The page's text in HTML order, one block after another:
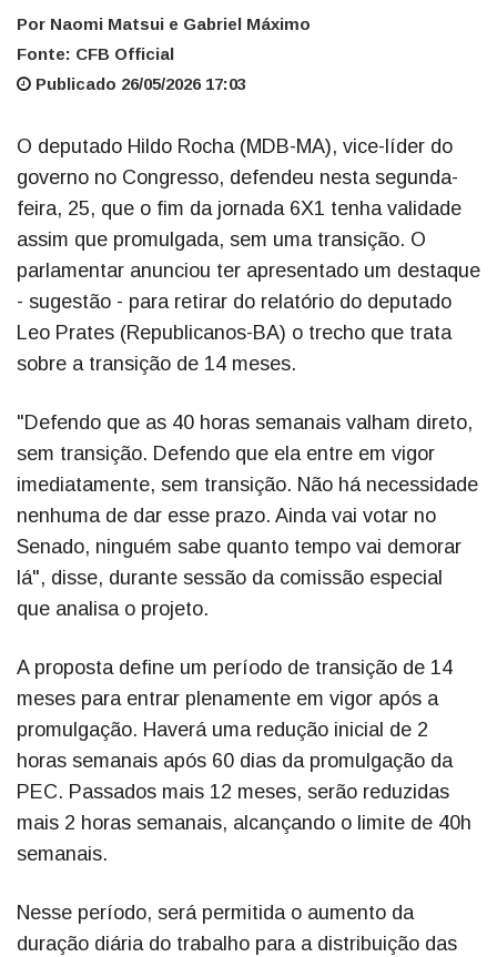
Por Naomi Matsui e Gabriel Máximo
Fonte: CFB Official
Publicado 26/05/2026 17:03
O deputado Hildo Rocha (MDB-MA), vice-líder do
governo no Congresso, defendeu nesta segunda-
feira, 25, que o fim da jornada 6X1 tenha validade
assim que promulgada, sem uma transição. O
parlamentar anunciou ter apresentado um destaque
- sugestão - para retirar do relatório do deputado
Leo Prates (Republicanos-BA) o trecho que trata
sobre a transição de 14 meses.
"Defendo que as 40 horas semanais valham direto,
sem transição. Defendo que ela entre em vigor
imediatamente, sem transição. Não há necessidade
nenhuma de dar esse prazo. Ainda vai votar no
Senado, ninguém sabe quanto tempo vai demorar
lá", disse, durante sessão da comissão especial
que analisa o projeto.
A proposta define um período de transição de 14
meses para entrar plenamente em vigor após a
promulgação. Haverá uma redução inicial de 2
horas semanais após 60 dias da promulgação da
PEC. Passados mais 12 meses, serão reduzidas
mais 2 horas semanais, alcançando o limite de 40h
semanais.
Nesse período, será permitida o aumento da
duração diária do trabalho para a distribuição das